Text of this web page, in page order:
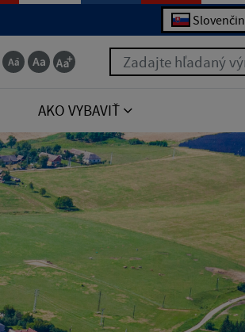
Zadajte hľadaný
AKO VYBAVIŤ